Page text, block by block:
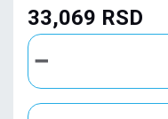
33,069 RSD